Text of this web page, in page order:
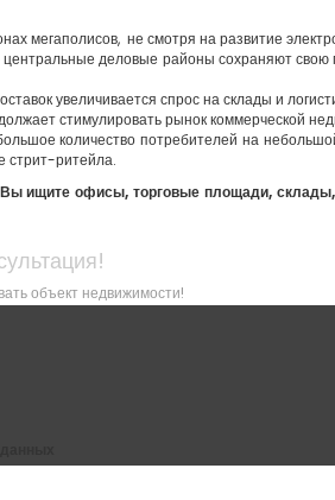
мегаполисов, не смотря на развитие
деловые районы сохраняют свою
увеличивается спрос на склады и
стимулировать рынок коммерческой
количество потребителей на
стрит-ритейла.
ищите офисы, торговые площади,
объект недвижимости!